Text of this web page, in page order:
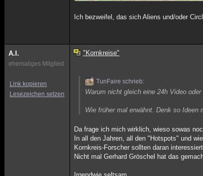
Ich bezweifel, das sich Aliens und/oder
A.I.
ehemaliges Mitglied
Link kopieren
Lesezeichen setzen
"Kornkreise"
TunFaire schrieb:
Warum nicht gleich eine 24h Video
Wie früher mal erwähnt. Denk so Ideen
Da frage ich mich wirklich, wieso sowas
In all den Jahren, all den "Hotspots" und
Kornkreis-Forscher sollten daran
Nicht mal Gerhard Gröschel hat das